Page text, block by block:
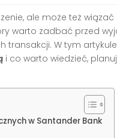
ale może też
warto zadbać przed
W tym artykule
i co warto wiedzieć,
w Santander Bank